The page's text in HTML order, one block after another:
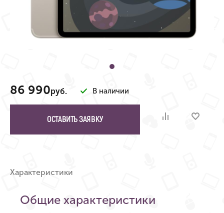
86 990руб. В наличии
ОСТАВИТЬ ЗАЯВКУ
Характеристики
Общие характеристики